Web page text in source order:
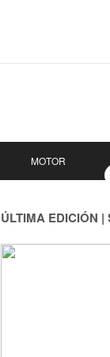
MOTOR
ÚLTIMA EDICIÓN